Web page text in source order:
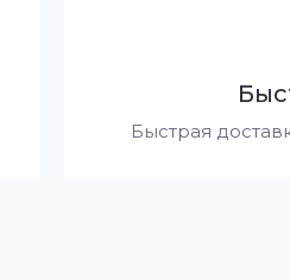
Быстрая